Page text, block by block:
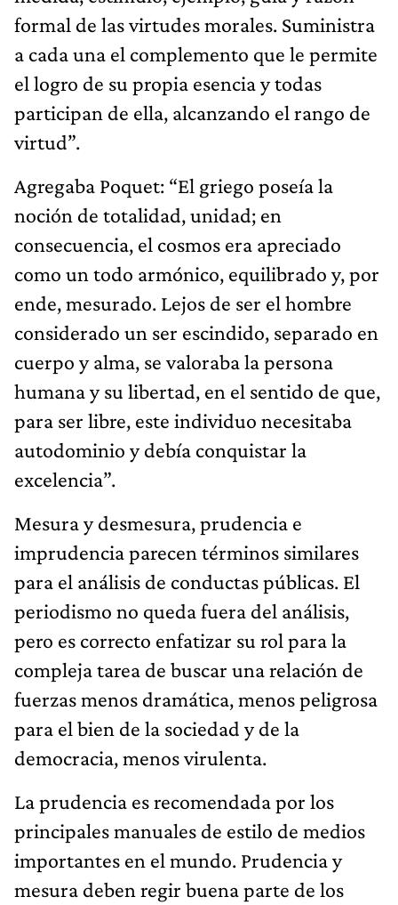
formal de las virtudes morales. Suministra
a cada una el complemento que le permite
el logro de su propia esencia y todas
participan de ella, alcanzando el rango de
virtud”.
Agregaba Poquet: “El griego poseía la
noción de totalidad, unidad; en
consecuencia, el cosmos era apreciado
como un todo armónico, equilibrado y, por
ende, mesurado. Lejos de ser el hombre
considerado un ser escindido, separado en
cuerpo y alma, se valoraba la persona
humana y su libertad, en el sentido de que,
para ser libre, este individuo necesitaba
autodominio y debía conquistar la
excelencia”.
Mesura y desmesura, prudencia e
imprudencia parecen términos similares
para el análisis de conductas públicas. El
periodismo no queda fuera del análisis,
pero es correcto enfatizar su rol para la
compleja tarea de buscar una relación de
fuerzas menos dramática, menos peligrosa
para el bien de la sociedad y de la
democracia, menos virulenta.
La prudencia es recomendada por los
principales manuales de estilo de medios
importantes en el mundo. Prudencia y
mesura deben regir buena parte de los